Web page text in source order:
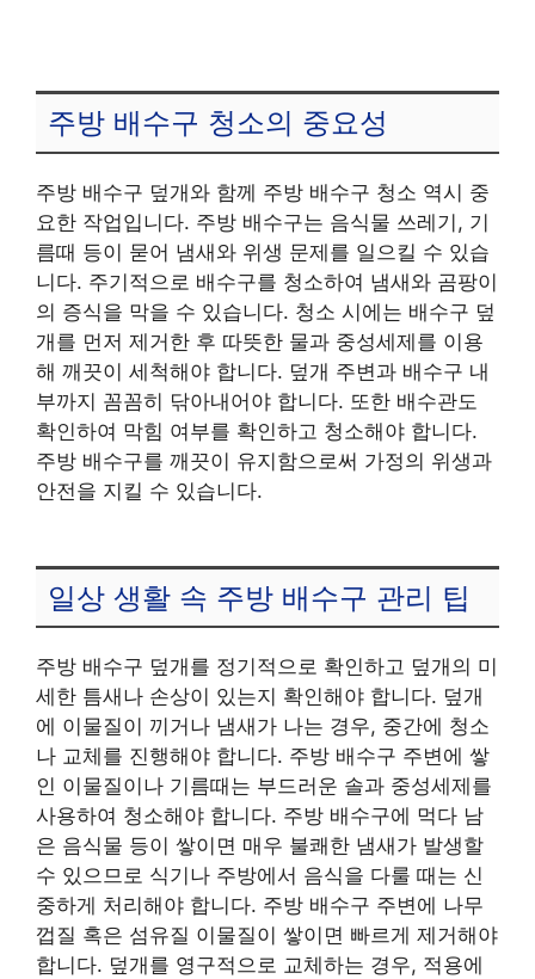
주방 배수구 청소의 중요성
주방 배수구 덮개와 함께 주방 배수구 청소 역시 중
요한 작업입니다. 주방 배수구는 음식물 쓰레기, 기
름때 등이 묻어 냄새와 위생 문제를 일으킬 수 있습
니다. 주기적으로 배수구를 청소하여 냄새와 곰팡이
의 증식을 막을 수 있습니다. 청소 시에는 배수구 덮
개를 먼저 제거한 후 따뜻한 물과 중성세제를 이용
해 깨끗이 세척해야 합니다. 덮개 주변과 배수구 내
부까지 꼼꼼히 닦아내어야 합니다. 또한 배수관도
확인하여 막힘 여부를 확인하고 청소해야 합니다.
주방 배수구를 깨끗이 유지함으로써 가정의 위생과
안전을 지킬 수 있습니다.
일상 생활 속 주방 배수구 관리 팁
주방 배수구 덮개를 정기적으로 확인하고 덮개의 미
세한 틈새나 손상이 있는지 확인해야 합니다. 덮개
에 이물질이 끼거나 냄새가 나는 경우, 중간에 청소
나 교체를 진행해야 합니다. 주방 배수구 주변에 쌓
인 이물질이나 기름때는 부드러운 솔과 중성세제를
사용하여 청소해야 합니다. 주방 배수구에 먹다 남
은 음식물 등이 쌓이면 매우 불쾌한 냄새가 발생할
수 있으므로 식기나 주방에서 음식을 다룰 때는 신
중하게 처리해야 합니다. 주방 배수구 주변에 나무
껍질 혹은 섬유질 이물질이 쌓이면 빠르게 제거해야
합니다. 덮개를 영구적으로 교체하는 경우, 적용에